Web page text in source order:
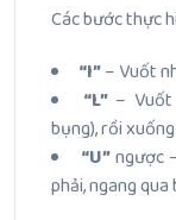
Các bước thực
“I”– Vuốt
“L”– Vuốt
bụng), rồi
“U”ngược
phải, ngang